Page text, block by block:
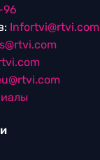
96
Infortvi@rtvi.com